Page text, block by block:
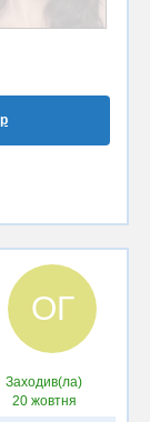
ОГ
Заходив(ла)
20 жовтня